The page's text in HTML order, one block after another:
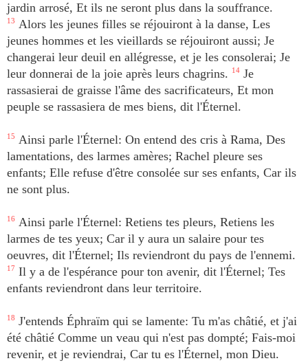
jardin arrosé, Et ils ne seront plus dans la souffrance.
13 Alors les jeunes filles se réjouiront à la danse, Les
jeunes hommes et les vieillards se réjouiront aussi; Je
changerai leur deuil en allégresse, et je les consolerai; Je
leur donnerai de la joie après leurs chagrins.
14 Je
rassasierai de graisse l'âme des sacrificateurs, Et mon
peuple se rassasiera de mes biens, dit l'Éternel.
15 Ainsi parle l'Éternel: On entend des cris à Rama, Des
lamentations, des larmes amères; Rachel pleure ses
enfants; Elle refuse d'être consolée sur ses enfants, Car ils
ne sont plus.
16 Ainsi parle l'Éternel: Retiens tes pleurs, Retiens les
larmes de tes yeux; Car il y aura un salaire pour tes
oeuvres, dit l'Éternel; Ils reviendront du pays de l'ennemi.
17 Il y a de l'espérance pour ton avenir, dit l'Éternel; Tes
enfants reviendront dans leur territoire.
18 J'entends Éphraïm qui se lamente: Tu m'as châtié, et j'ai
été châtié Comme un veau qui n'est pas dompté; Fais-moi
revenir, et je reviendrai, Car tu es l'Éternel, mon Dieu.